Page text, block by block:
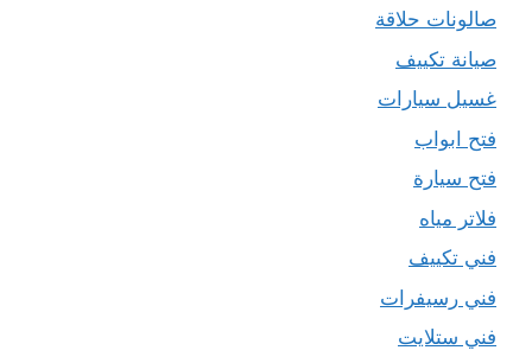
صالونات حلاقة
صيانة تكييف
غسيل سيارات
فتح ابواب
فتح سيارة
فلاتر مياه
فني تكييف
فني رسيفرات
فني ستلايت